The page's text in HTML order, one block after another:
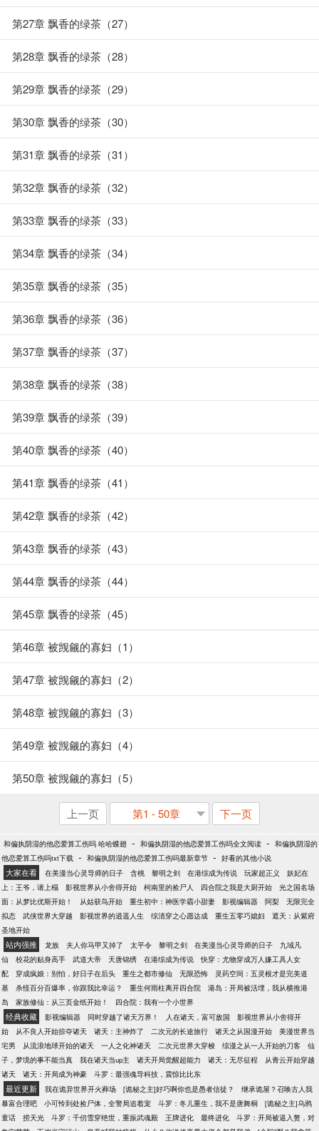
第27章 飘香的绿茶（27）
第28章 飘香的绿茶（28）
第29章 飘香的绿茶（29）
第30章 飘香的绿茶（30）
第31章 飘香的绿茶（31）
第32章 飘香的绿茶（32）
第33章 飘香的绿茶（33）
第34章 飘香的绿茶（34）
第35章 飘香的绿茶（35）
第36章 飘香的绿茶（36）
第37章 飘香的绿茶（37）
第38章 飘香的绿茶（38）
第39章 飘香的绿茶（39）
第40章 飘香的绿茶（40）
第41章 飘香的绿茶（41）
第42章 飘香的绿茶（42）
第43章 飘香的绿茶（43）
第44章 飘香的绿茶（44）
第45章 飘香的绿茶（45）
第46章 被觊觎的寡妇（1）
第47章 被觊觎的寡妇（2）
第48章 被觊觎的寡妇（3）
第49章 被觊觎的寡妇（4）
第50章 被觊觎的寡妇（5）
上一页 第1 - 50章 下一页
和偏执阴湿的他恋爱算工伤吗 哈哈蝶翅 - 和偏执阴湿的他恋爱算工伤吗全文阅读 - 和偏执阴湿的
他恋爱算工伤吗txt下载 - 和偏执阴湿的他恋爱算工伤吗最新章节 - 好看的其他小说
大家在看 在美漫当心灵导师的日子 含桃 黎明之剑 在港综成为传说 玩家超正义
妖妃在
上：王爷，请上榻
影视世界从小舍得开始 柯南里的捡尸人 四合院之我是大厨开始
光之国名场
面：从梦比优斯开始！
从姑获鸟开始 重生初中：神医学霸小甜妻 影视编辑器 阿梨
无限完全
拟态
武侠世界大穿越 影视世界的逍遥人生 综清穿之心愿达成 重生五零巧媳妇
遮天：从紫府
圣地开始
站内强推 龙族 夫人你马甲又掉了 太平令 黎明之剑 在美漫当心灵导师的日子
九域凡
仙
校花的贴身高手 武道大帝 天唐锦绣 在港综成为传说
快穿：尤物穿成万人嫌工具人女
配
穿成疯娘：别怕，好日子在后头 重生之都市修仙 无限恐怖
灵药空间：五灵根才是完美道
基
杀怪百分百爆率，你跟我比幸运？ 重生何雨柱离开四合院
港岛：开局被活埋，我从横推港
岛
家族修仙：从三页金纸开始！ 四合院：我有一个小世界
经典收藏 影视编辑器 同时穿越了诸天万界！ 人在诸天，富可敌国
影视世界从小舍得开
始
从不良人开始掠夺诸天 诸天：主神炸了 二次元的长途旅行 诸天之从国漫开始
美漫世界当
宅男
从流浪地球开始的诸天 一人之化神诸天 二次元世界大穿梭 综漫之从一人开始的刀客
仙
子，梦境的事不能当真
我在诸天当up主 诸天开局觉醒超能力 诸天：无尽征程
从青云开始穿越
诸天
诸天：开局成为神豪 斗罗：最强魂导科技，震惊比比东
最近更新 我在诡异世界开火葬场 [诡秘之主]好巧啊你也是愚者信徒？
继承诡屋？召唤古人我
暴富合理吧
小可怜到处捡尸体，全警局追着宠 斗罗：冬儿重生，我不是唐舞桐
[诡秘之主]乌鸦
童话
捞天光 斗罗：千仞雪穿绝世，重振武魂殿 王牌进化 最终进化
斗罗：开局被逼入赘，对